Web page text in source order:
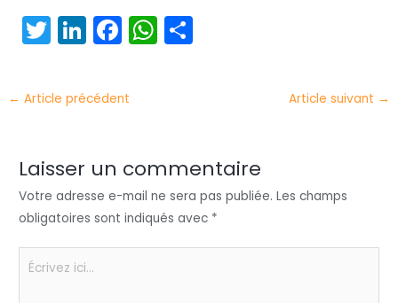
T
w
itt
er
Li
n
k
e
n
F
a
c
e
o
o
k
W
h
p
p
er
← Article précédent Article suivant →
Laisser un commentaire
Votre adresse e-mail ne sera pas publiée. Les champs
obligatoires sont indiqués avec *
Écrivez